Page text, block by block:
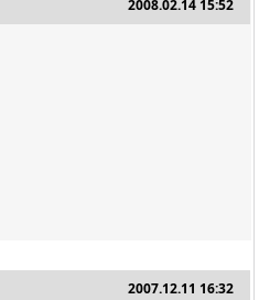
2008.02.14 15:52
2007.12.11 16:32